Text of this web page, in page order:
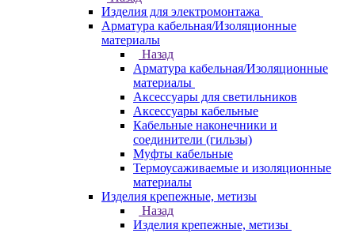
Изделия для электромонтажа
Арматура кабельная/Изоляционные
материалы
Назад
Арматура кабельная/Изоляционные
материалы
Аксессуары для светильников
Аксессуары кабельные
Кабельные наконечники и
соединители (гильзы)
Муфты кабельные
Термоусаживаемые и изоляционные
материалы
Изделия крепежные, метизы
Назад
Изделия крепежные, метизы